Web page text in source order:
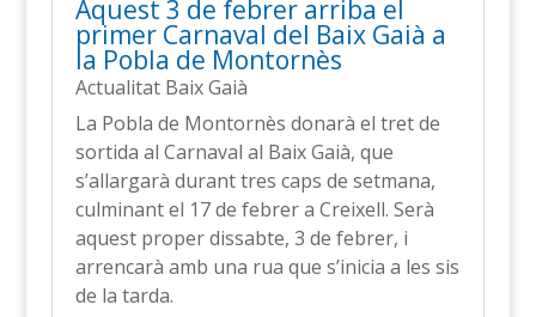
Aquest 3 de febrer arriba el
primer Carnaval del Baix Gaià a
la Pobla de Montornès
Actualitat Baix Gaià
La Pobla de Montornès donarà el tret de
sortida al Carnaval al Baix Gaià, que
s’allargarà durant tres caps de setmana,
culminant el 17 de febrer a Creixell. Serà
aquest proper dissabte, 3 de febrer, i
arrencarà amb una rua que s’inicia a les sis
de la tarda.